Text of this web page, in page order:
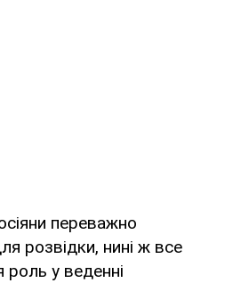
переважно
розвідки, нині ж все
роль у веденні